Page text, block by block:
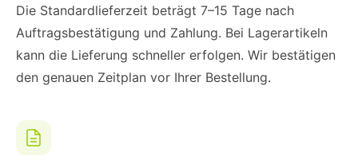
Die Standardlieferzeit beträgt 7–15 Tage nach
Auftragsbestätigung und Zahlung. Bei Lagerartikeln
kann die Lieferung schneller erfolgen. Wir bestätigen
den genauen Zeitplan vor Ihrer Bestellung.